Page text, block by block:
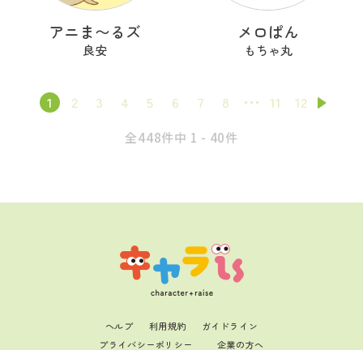
アニま〜るズ
良安
メロぱん
もちゃ丸
1 2 3 4 5 6 7 8 11 12
全448件中 1 - 40件
ヘルプ 利用規約
ガイドライン
プライバシーポリシー
企業の方へ